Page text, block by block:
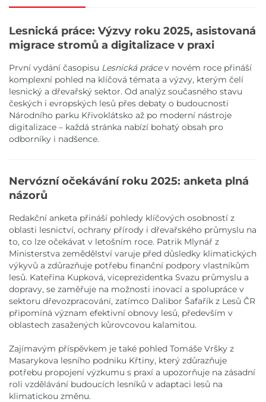
Obsah vydání
Lesnická práce: Výzvy roku 2025, asistovaná
migrace stromů a digitalizace v praxi
První vydání časopisu Lesnická prácev novém roce přináší
komplexní pohled na klíčová témata a výzvy, kterým čelí
lesnický a dřevařský sektor. Od analýz současného stavu
českých i evropských lesů přes debaty o budoucnosti
Národního parku Křivoklátsko až po moderní nástroje
digitalizace – každá stránka nabízí bohatý obsah pro
odborníky i nadšence.
Nervózní očekávání roku 2025: anketa plná
názorů
Redakční anketa přináší pohledy klíčových osobností z
oblasti lesnictví, ochrany přírody i dřevařského průmyslu na
to, co lze očekávat v letošním roce. Patrik Mlynář z
Ministerstva zemědělství varuje před důsledky klimatických
výkyvů a zdůrazňuje potřebu finanční podpory vlastníkům
lesů. Kateřina Kupková, viceprezidentka Svazu průmyslu a
dopravy, se zaměřuje na možnosti inovací a spolupráce v
sektoru dřevozpracování, zatímco Dalibor Šafařík z Lesů ČR
připomíná význam efektivní obnovy lesů, především v
oblastech zasažených kůrovcovou kalamitou.
Zajímavým příspěvkem je také pohled Tomáše Vršky z
Masarykova lesního podniku Křtiny, který zdůrazňuje
potřebu propojení výzkumu s praxí a upozorňuje na zásadní
roli vzdělávání budoucích lesníků v adaptaci lesů na
klimatickou změnu.